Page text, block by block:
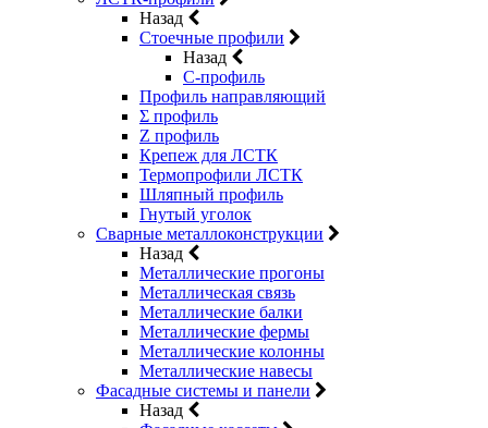
Назад
Стоечные профили
Назад
C-профиль
Профиль направляющий
Σ профиль
Z профиль
Крепеж для ЛСТК
Термопрофили ЛСТК
Шляпный профиль
Гнутый уголок
Сварные металлоконструкции
Назад
Металлические прогоны
Металлическая связь
Металлические балки
Металлические фермы
Металлические колонны
Металлические навесы
Фасадные системы и панели
Назад